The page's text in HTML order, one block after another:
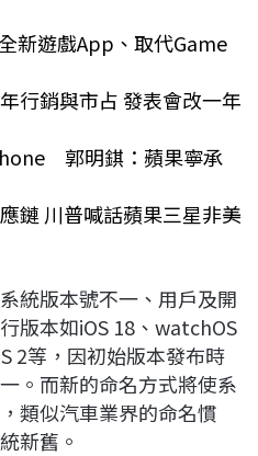
新遊戲App、取代Game
行銷與市占 發表會改一年
郭明錤：蘋果寧承
鏈 川普喊話蘋果三星非美
統版本號不一、用戶及開
版本如iOS 18、watchOS
2等，因初始版本發布時
。而新的命名方式將使系
類似汽車業界的命名慣
新舊。